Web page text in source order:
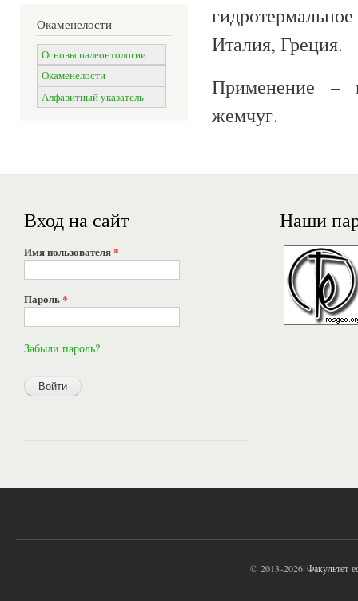
Окаменелости
Основы палеонтологии
Окаменелости
Алфавитный указатель
Италия, Греция.
Применение –
жемчуг.
Вход на сайт
Имя пользователя*
Пароль*
Забыли пароль?
Наши
© 2013-2026 Факультет